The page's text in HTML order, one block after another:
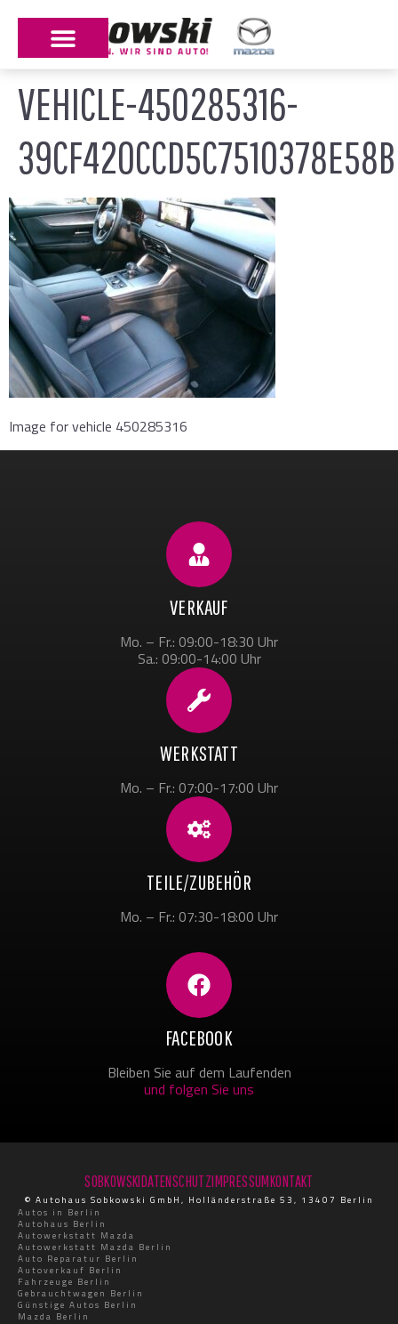
VEHICLE-450285316-
Image for vehicle 450285316
VERKAUF
Mo. – Fr.: 09:00-18:30 Uhr
Sa.: 09:00-14:00 Uhr
WERKSTATT
Mo. – Fr.: 07:00-17:00 Uhr
TEILE/ZUBEHÖR
Mo. – Fr.: 07:30-18:00 Uhr
FACEBOOK
Bleiben Sie auf dem Laufenden
und folgen Sie uns
SOBKOWSKIDATENSCHUTZIMPRESSUMKONTAKT
© Autohaus Sobkowski GmbH, Holländerstraße 53, 13407 Berlin
Autos in Berlin
Autohaus Berlin
Autowerkstatt Mazda
Autowerkstatt Mazda Berlin
Auto Reparatur Berlin
Autoverkauf Berlin
Fahrzeuge Berlin
Gebrauchtwagen Berlin
Günstige Autos Berlin
Mazda Berlin